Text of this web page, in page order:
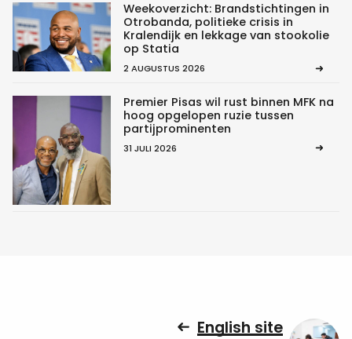
Weekoverzicht: Brandstichtingen in
Otrobanda, politieke crisis in
Kralendijk en lekkage van stookolie
op Statia
2 AUGUSTUS 2026
Premier Pisas wil rust binnen MFK na
hoog opgelopen ruzie tussen
partijprominenten
31 JULI 2026
English site